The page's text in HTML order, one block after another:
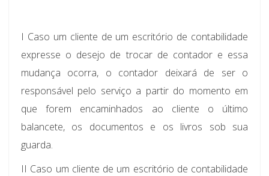
I Caso um cliente de um escritório de contabilidade
expresse o desejo de trocar de contador e essa
mudança ocorra, o contador deixará de ser o
responsável pelo serviço a partir do momento em
que forem encaminhados ao cliente o último
balancete, os documentos e os livros sob sua
guarda.
II Caso um cliente de um escritório de contabilidade